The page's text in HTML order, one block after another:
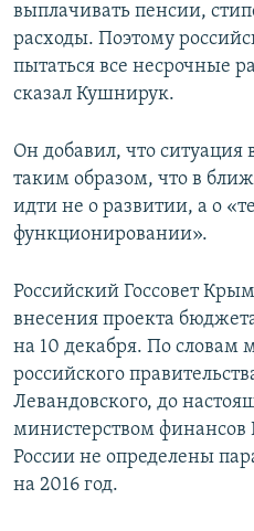
выплачивать пенсии,
расходы. Поэтому
пытаться все несрочные
сказал Кушнирук.
Он добавил, что ситуация
таким образом, что в
идти не о развитии, а о
функционировании».
Российский Госсовет
внесения проекта
на 10 декабря. По словам
российского
Левандовского, до
министерством финансов
России не определены
на 2016 год.